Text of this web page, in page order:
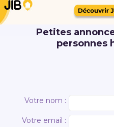
Petites
personnes
Votre nom :
Votre email :